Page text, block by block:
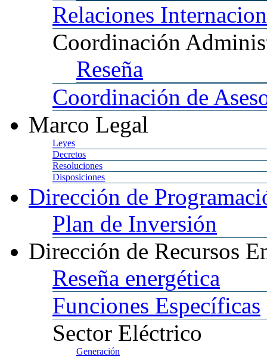
Relaciones
Coordinación
Reseña
Coordinación de
Marco Legal
Leyes
Decretos
Resoluciones
Disposiciones
Dirección de
Plan de Inversión
Dirección de Recursos
Reseña energética
Funciones Específicas
Sector Eléctrico
Generación